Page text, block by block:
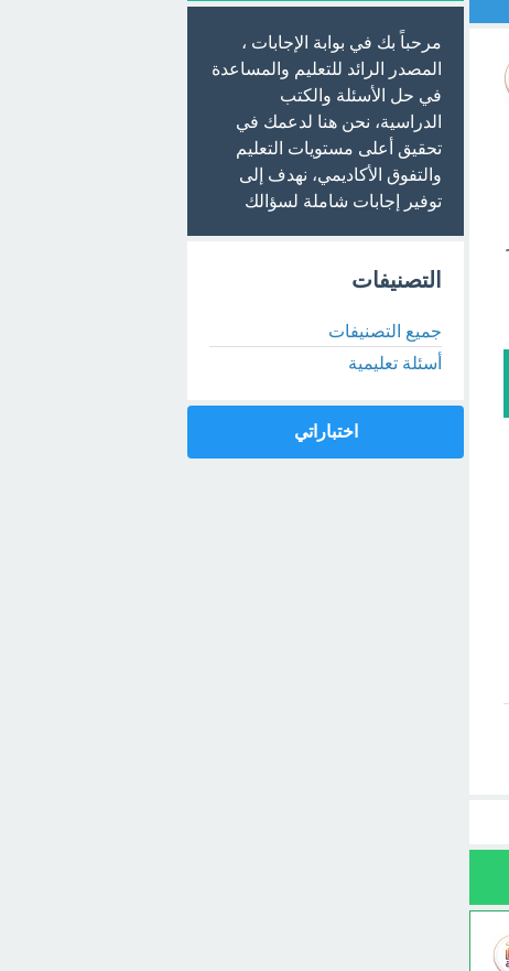
مرحباً بك في بوابة الإجابات ،
المصدر الرائد للتعليم والمساعدة
في حل الأسئلة والكتب
الدراسية، نحن هنا لدعمك في
تحقيق أعلى مستويات التعليم
والتفوق الأكاديمي، نهدف إلى
توفير إجابات شاملة لسؤالك
التصنيفات
جميع التصنيفات
أسئلة تعليمية
اختباراتي